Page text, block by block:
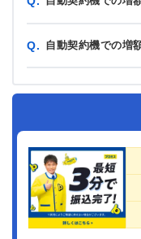
Q. 自動契約機での増